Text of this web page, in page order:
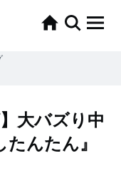
大バズり中
んたん』